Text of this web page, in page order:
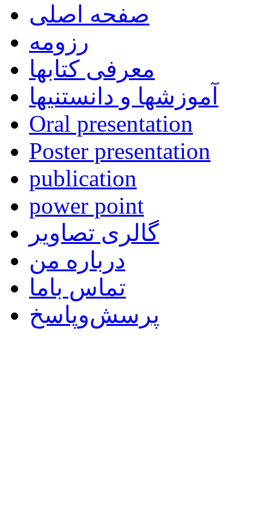
صفحه اصلی
رزومه
معرفی کتابها
آموزشها و دانستنیها
Oral presentation
Poster presentation
publication
power point
گالری تصاویر
درباره من
تماس باما
پرسش‌وپاسخ